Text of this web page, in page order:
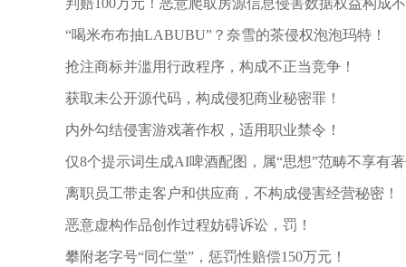
判赔100万元！恶意爬取房源信息侵害数据权益构成
“喝米布布抽LABUBU”？奈雪的茶侵权泡泡玛特！
抢注商标并滥用行政程序，构成不正当竞争！
获取未公开源代码，构成侵犯商业秘密罪！
内外勾结侵害游戏著作权，适用职业禁令！
仅8个提示词生成AI啤酒配图，属“思想”范畴不享有
离职员工带走客户和供应商，不构成侵害经营秘密！
恶意虚构作品创作过程妨碍诉讼，罚！
攀附老字号“同仁堂”，惩罚性赔偿150万元！